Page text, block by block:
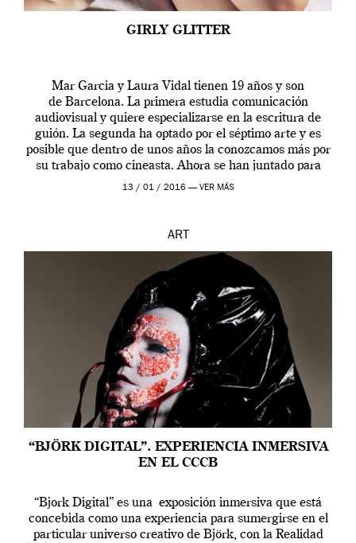
GIRLY GLITTER
Mar Garcia y Laura Vidal tienen 19 años y son
de Barcelona. La primera estudia comunicación
audiovisual y quiere especializarse en la escritura de
guión. La segunda ha optado por el séptimo arte y es
posible que dentro de unos años la conozcamos más por
su trabajo como cineasta. Ahora se han juntado para
contarnos una […]
13 / 01 / 2016 — VER MÁS
ART
“BJÖRK DIGITAL”. EXPERIENCIA INMERSIVA
EN EL CCCB
“Bjork Digital” es una exposición inmersiva que está
concebida como una experiencia para sumergirse en el
particular universo creativo de Björk, con la Realidad